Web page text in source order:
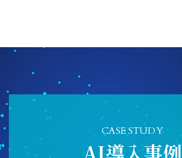
CASE STUDY
AI導入事例